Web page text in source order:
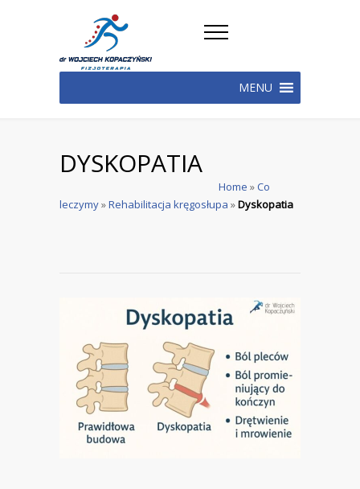
MENU
DYSKOPATIA
Home »Co
leczymy»Rehabilitacja kręgosłupa »Dyskopatia